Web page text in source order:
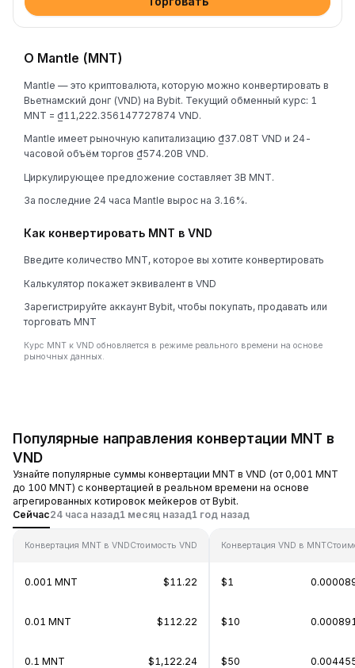
О Mantle (MNT)
Mantle — это криптовалюта, которую можно конвертировать в
Вьетнамский донг (VND) на Bybit. Текущий обменный курс: 1
MNT = ₫11,222.356147727874 VND.
Mantle имеет рыночную капитализацию ₫37.08T VND и 24-
часовой объём торгов ₫574.20B VND.
Циркулирующее предложение составляет 3B MNT.
За последние 24 часа Mantle вырос на 3.16%.
Как конвертировать MNT в VND
Введите количество MNT, которое вы хотите конвертировать
Калькулятор покажет эквивалент в VND
Зарегистрируйте аккаунт Bybit, чтобы покупать, продавать или
торговать MNT
Курс MNT к VND обновляется в режиме реального времени на основе
рыночных данных.
Популярные направления конвертации MNT в
VND
Узнайте популярные суммы конвертации MNT в VND (от 0,001 MNT
до 100 MNT) с конвертацией в реальном времени на основе
агрегированных котировок мейкеров от Bybit.
Сейчас24 часа назад1 месяц назад1 год назад
Конвертация MNT в VNDСтоимость VND
0.001 MNT $11.22
0.01 MNT $112.22
0.1 MNT $1,122.24
Конвертация VND в MNT
$1
$10
$50